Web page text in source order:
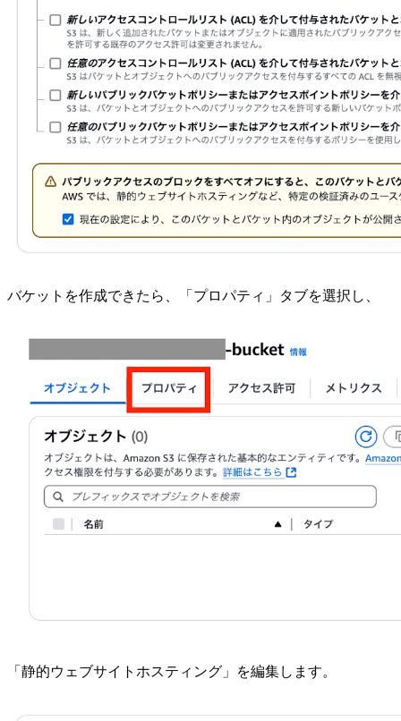
バケットを作成できたら、「プロパティ」タブを選択し、
「静的ウェブサイトホスティング」を編集します。